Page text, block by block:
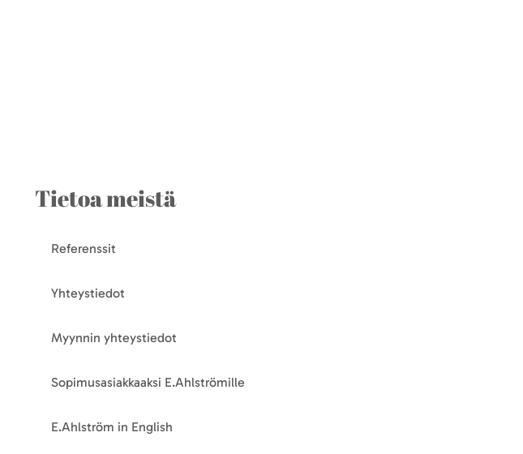
Tietoa meistä
Referenssit
Yhteystiedot
Myynnin yhteystiedot
Sopimusasiakkaaksi E.Ahlströmille
E.Ahlström in English